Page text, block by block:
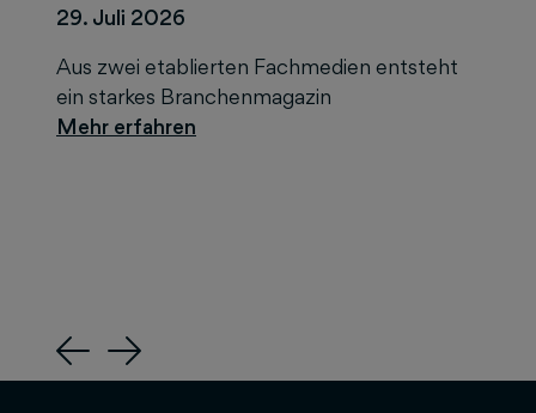
29. Juli 2026
Aus zwei etablierten Fachmedien entsteht
ein starkes Branchenmagazin
Previous
Next